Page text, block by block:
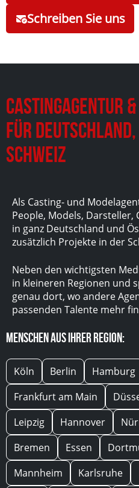
Schreiben Sie uns
Castingagentur
für
Schweiz
Als Casting- und
People, Models, Darsteller,
in ganz Deutschland und
zusätzlich Projekte in der
Neben den wichtigsten
in kleineren Regionen und
genau dort, wo andere
passenden Talente mehr
Menschen aus Ihrer Region:
Köln Berlin Hamburg
Frankfurt am Main
Leipzig
Hannover
Bremen
Essen
Mannheim
Karlsruhe